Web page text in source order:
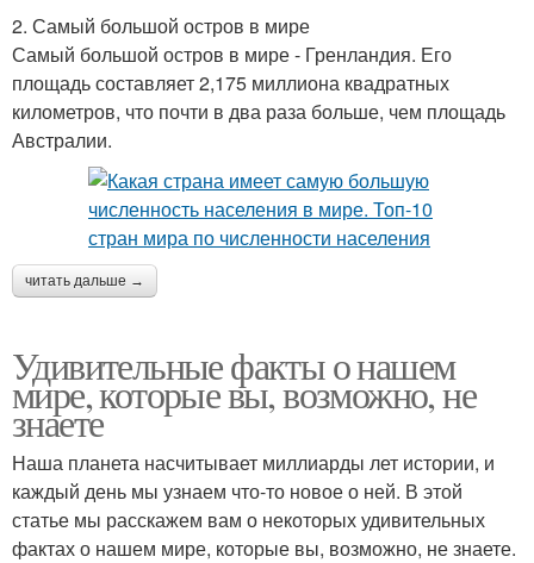
2. Самый большой остров в мире
Самый большой остров в мире - Гренландия. Его
площадь составляет 2,175 миллиона квадратных
километров, что почти в два раза больше, чем площадь
Австралии.
читать дальше →
Удивительные факты о нашем
мире, которые вы, возможно, не
знаете
Наша планета насчитывает миллиарды лет истории, и
каждый день мы узнаем что-то новое о ней. В этой
статье мы расскажем вам о некоторых удивительных
фактах о нашем мире, которые вы, возможно, не знаете.